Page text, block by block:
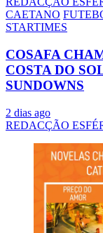
CAETANO
STARTIMES
COSAFA
COSTA DO
SUNDOWNS
2 dias ago
REDACÇÃO